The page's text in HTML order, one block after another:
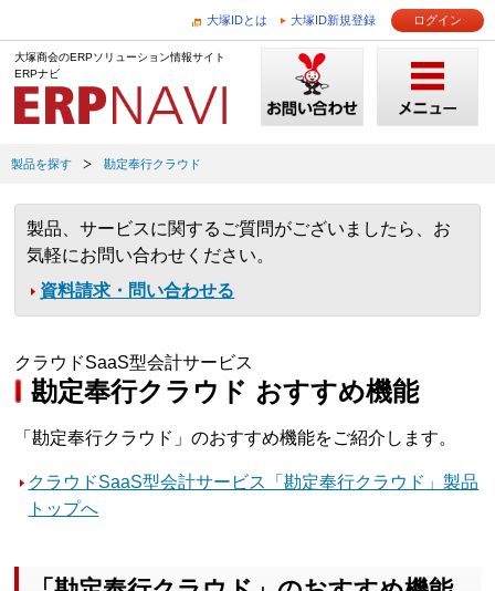
大塚IDとは 大塚ID新規登録 ログイン
大塚商会のERPソリューション情報サイト
ERPナビ
製品を探す 勘定奉行クラウド
製品、サービスに関するご質問がございましたら、お
気軽にお問い合わせください。
資料請求・問い合わせる
クラウドSaaS型会計サービス
勘定奉行クラウド おすすめ機能
「勘定奉行クラウド」のおすすめ機能をご紹介します。
クラウドSaaS型会計サービス「勘定奉行クラウド」製品
トップへ